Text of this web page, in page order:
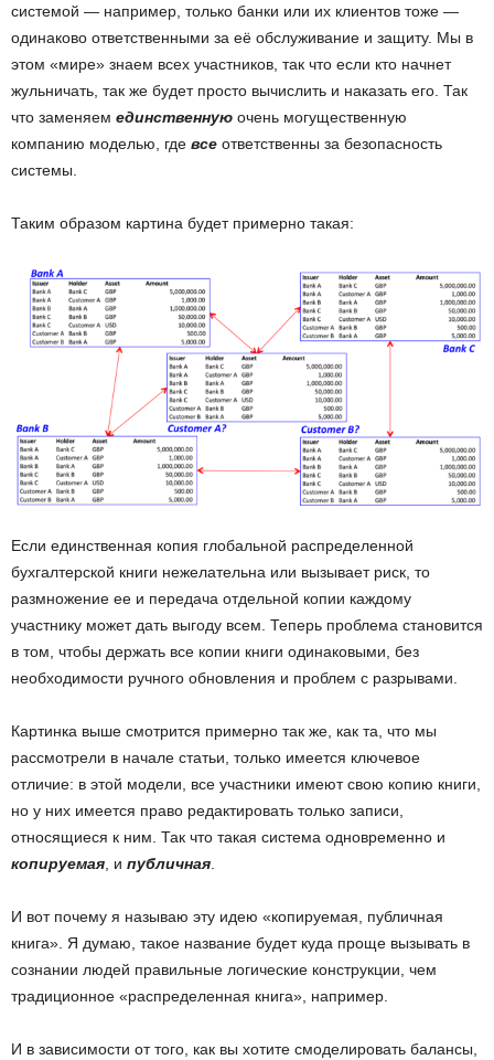
системой — например, только банки или их клиентов тоже —
одинаково ответственными за её обслуживание и защиту. Мы в
этом «мире» знаем всех участников, так что если кто начнет
жульничать, так же будет просто вычислить и наказать его. Так
что заменяем единственную очень могущественную
компанию моделью, где все ответственны за безопасность
системы.
Таким образом картина будет примерно такая:
Если единственная копия глобальной распределенной
бухгалтерской книги нежелательна или вызывает риск, то
размножение ее и передача отдельной копии каждому
участнику может дать выгоду всем. Теперь проблема становится
в том, чтобы держать все копии книги одинаковыми, без
необходимости ручного обновления и проблем с разрывами.
Картинка выше смотрится примерно так же, как та, что мы
рассмотрели в начале статьи, только имеется ключевое
отличие: в этой модели, все участники имеют свою копию книги,
но у них имеется право редактировать только записи,
относящиеся к ним. Так что такая система одновременно и
копируемая , и публичная
И вот почему я называю эту идею «копируемая, публичная
книга». Я думаю, такое название будет куда проще вызывать в
сознании людей правильные логические конструкции, чем
традиционное «распределенная книга», например.
И в зависимости от того, как вы хотите смоделировать балансы,